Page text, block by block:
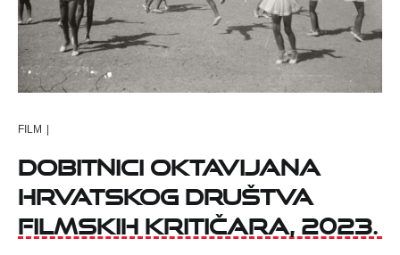
FILM |
Dobitnici Oktavijana
Hrvatskog društva
filmskih kritičara, 2023.